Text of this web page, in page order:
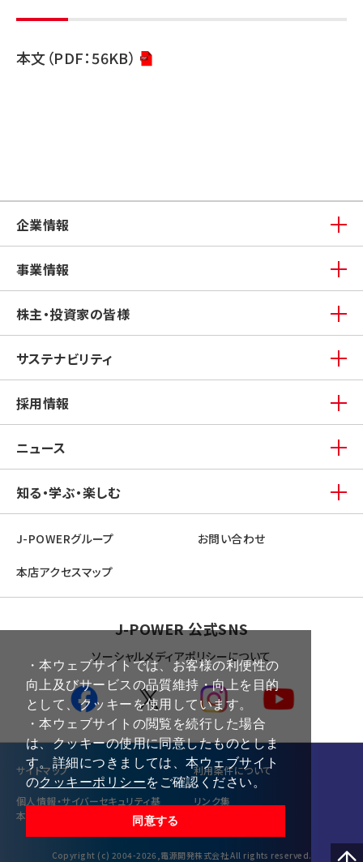
・本ウェブサイトでは、お客様の利便性の
向上及びサービスの品質維持・向上を目的
として、クッキーを使用しています。
・本ウェブサイトの閲覧を続行した場合
は、クッキーの使用に同意したものとしま
す。詳細につきましては、本ウェブサイト
のクッキーポリシーをご確認ください。
同意する
本文（PDF：56KB）
企業情報
事業情報
株主・投資家の皆様
サステナビリティ
採用情報
ニュース
知る・学ぶ・楽しむ
J-POWERグループ お問い合わせ
本店アクセスマップ
J-POWER 公式SNS
ソーシャルメディアポリシーについて
サイトマップ 利⽤条件について
個⼈情報・サイバーセキュリティ基
本方針
リンク集
Copyright (c) 2004-2026,電源開発株式会社 All rights reserved.